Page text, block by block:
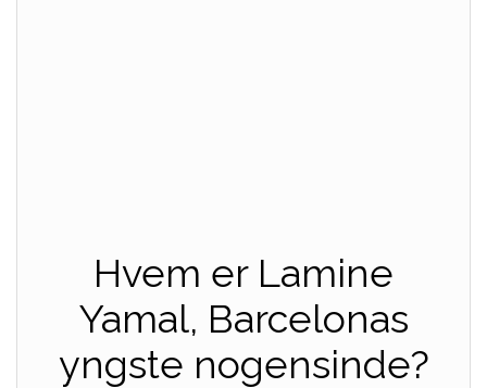
Hvem er Lamine
Yamal, Barcelonas
yngste nogensinde?